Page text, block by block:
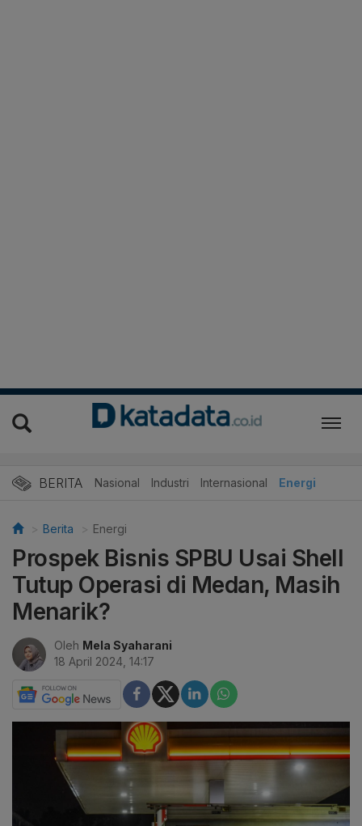
BERITA Nasional Industri Internasional Energi
Berita Energi
Prospek Bisnis SPBU Usai Shell
Tutup Operasi di Medan, Masih
Menarik?
Oleh Mela Syaharani
18 April 2024, 14:17